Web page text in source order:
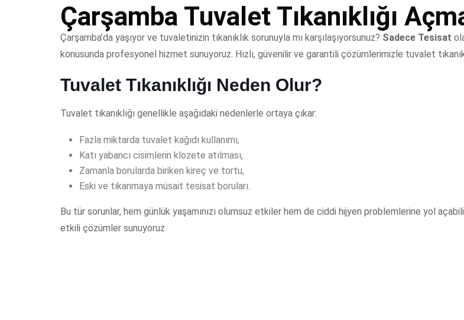
Çarşamba Tuvalet Tıkanıklığı
Çarşamba’da yaşıyor ve tuvaletinizin tıkanıklık sorunuyla mı karşılaşıyorsunuz? Sadece Tesisat
konusunda profesyonel hizmet sunuyoruz. Hızlı, güvenilir ve garantili çözümlerimizle tuvalet
Tuvalet Tıkanıklığı Neden Olur?
Tuvalet tıkanıklığı genellikle aşağıdaki nedenlerle ortaya çıkar:
Fazla miktarda tuvalet kağıdı kullanımı,
Katı yabancı cisimlerin klozete atılması,
Zamanla borularda biriken kireç ve tortu,
Eski ve tıkanmaya müsait tesisat boruları.
Bu tür sorunlar, hem günlük yaşamınızı olumsuz etkiler hem de ciddi hijyen problemlerine yol
etkili çözümler sunuyoruz